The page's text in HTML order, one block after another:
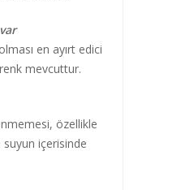
en ayırt edici
mevcuttur.
özellikle
suyun içerisinde